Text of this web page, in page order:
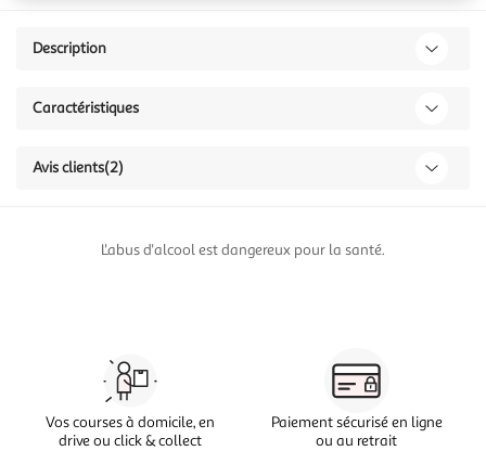
Description
Caractéristiques
Avis clients(2)
L'abus d'alcool est dangereux pour la santé.
Vos courses à domicile, en
drive ou click & collect
Paiement sécurisé en ligne
ou au retrait